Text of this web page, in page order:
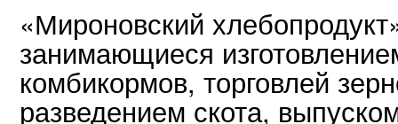
«Мироновский
занимающиеся
комбикормов, торговлей
разведением скота,